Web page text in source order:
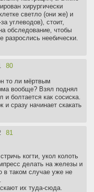
хирургически
светло (они же) и
углеводов), стоит,
обследование, чтобы
разрослись неебически.
80
то ли мёртвым
вообще? Взял поднял
болтается как сосиска.
и сразу начинает скакать
81
когти, укол колоть
делать на железы и
в таком случае уже не
их туда-сюда.